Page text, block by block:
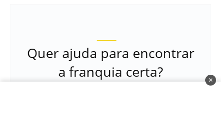
Quer ajuda para encontrar
a franquia certa?
✕